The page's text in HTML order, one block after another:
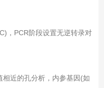
PCR阶段设置无逆转录对
近的孔分析，内参基因(如